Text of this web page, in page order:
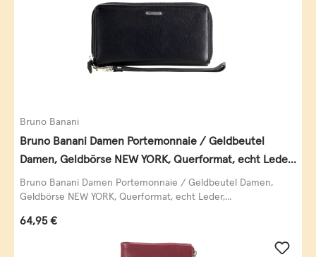
Bruno Banani
Bruno Banani Damen Portemonnaie / Geldbeutel
Damen, Geldbörse NEW YORK, Querformat, echt Leder,
schwarz
Bruno Banani Damen Portemonnaie / Geldbeutel Damen,
Geldbörse NEW YORK, Querformat, echt Leder,...
Regulärer Preis:
64,95 €